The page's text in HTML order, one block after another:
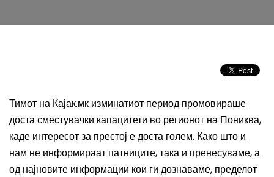
Тимот на Кајак.мк изминатиот период промовираше
доста сместувачки капацитети во регионот на Пониква,
каде интересот за престој е доста голем. Како што и
нам не информираат патниците, така и пренесуваме, а
од најновите информации кои ги дознаваме, пределот